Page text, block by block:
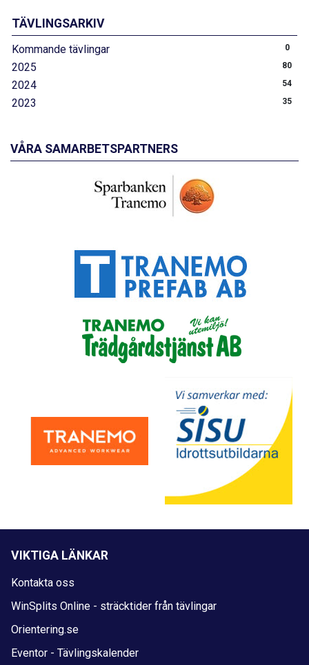
TÄVLINGSARKIV
Kommande tävlingar 0
2025 80
2024 54
2023 35
VÅRA SAMARBETSPARTNERS
VIKTIGA LÄNKAR
Kontakta oss
WinSplits Online - sträcktider från tävlingar
Orientering.se
Eventor - Tävlingskalender